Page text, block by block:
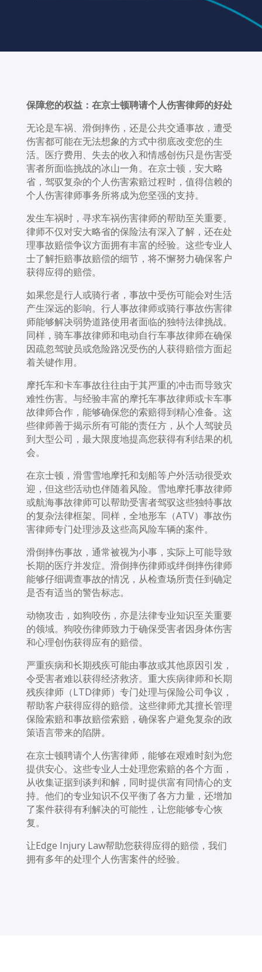
保障您的权益：在京士顿聘请个人伤害律师的好处
无论是车祸、滑倒摔伤，还是公共交通事故，遭受
伤害都可能在无法想象的方式中彻底改变您的生
活。医疗费用、失去的收入和情感创伤只是伤害受
害者所面临挑战的冰山一角。在京士顿，安大略
省，驾驭复杂的个人伤害索赔过程时，值得信赖的
个人伤害律师事务所将成为您坚强的支持。
发生车祸时，寻求车祸伤害律师的帮助至关重要。
律师不仅对安大略省的保险法有深入了解，还在处
理事故赔偿争议方面拥有丰富的经验。这些专业人
士了解拒赔事故赔偿的细节，将不懈努力确保客户
获得应得的赔偿。
如果您是行人或骑行者，事故中受伤可能会对生活
产生深远的影响。行人事故律师或骑行事故伤害律
师能够解决弱势道路使用者面临的独特法律挑战。
同样，骑车事故律师和电动自行车事故律师在确保
因疏忽驾驶员或危险路况受伤的人获得赔偿方面起
着关键作用。
摩托车和卡车事故往往由于其严重的冲击而导致灾
难性伤害。与经验丰富的摩托车事故律师或卡车事
故律师合作，能够确保您的索赔得到精心准备。这
些律师善于揭示所有可能的责任方，从个人驾驶员
到大型公司，最大限度地提高您获得有利结果的机
会。
在京士顿，滑雪雪地摩托和划船等户外活动很受欢
迎，但这些活动也伴随着风险。雪地摩托事故律师
或航海事故律师可以帮助受害者驾驭这些独特事故
的复杂法律框架。同样，全地形车（ATV）事故伤
害律师专门处理涉及这些高风险车辆的案件。
滑倒摔伤事故，通常被视为小事，实际上可能导致
长期的医疗并发症。滑倒摔伤律师或绊倒摔伤律师
能够仔细调查事故的情况，从检查场所责任到确定
是否有适当的警告标志。
动物攻击，如狗咬伤，亦是法律专业知识至关重要
的领域。狗咬伤律师致力于确保受害者因身体伤害
和心理创伤获得应有的赔偿。
严重疾病和长期残疾可能由事故或其他原因引发，
令受害者难以获得经济救济。重大疾病律师和长期
残疾律师（LTD律师）专门处理与保险公司争议，
帮助客户获得应得的赔偿。这些律师尤其擅长管理
保险索赔和事故赔偿索赔，确保客户避免复杂的政
策语言带来的陷阱。
在京士顿聘请个人伤害律师，能够在艰难时刻为您
提供安心。这些专业人士处理您索赔的各个方面，
从收集证据到谈判和解，同时提供富有同情心的支
持。他们的专业知识不仅平衡了各方力量，还增加
了案件获得有利解决的可能性，让您能够专心恢
复。
让Edge Injury Law帮助您获得应得的赔偿，我们
拥有多年的处理个人伤害案件的经验。